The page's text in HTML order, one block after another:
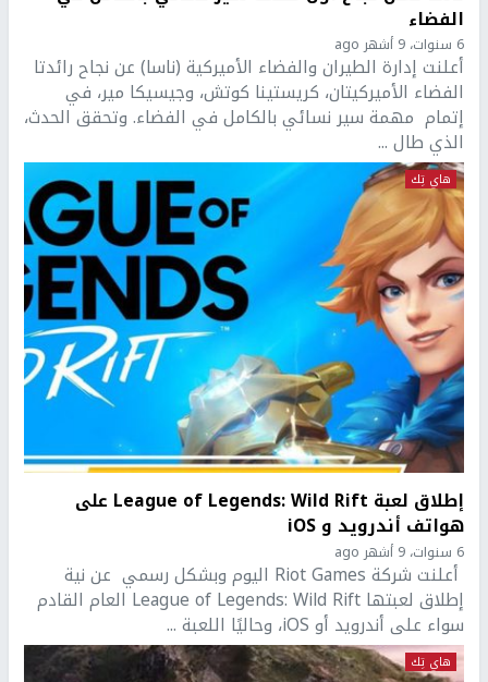
الفضاء
6 سنوات، 9 أشهر ago
أعلنت إدارة الطيران والفضاء الأميركية (ناسا) عن نجاح رائدتا
الفضاء الأميركيتان، كريستينا كوتش، وجيسيكا مير، في
إتمام مهمة سير نسائي بالكامل في الفضاء. وتحقق الحدث،
الذي طال ...
هاي تِك
إطلاق لعبة League of Legends: Wild Rift على
هواتف أندرويد و iOS
6 سنوات، 9 أشهر ago
أعلنت شركة Riot Games اليوم وبشكل رسمي عن نية
إطلاق لعبتها League of Legends: Wild Rift العام القادم
سواء على أندرويد أو iOS، وحاليًا اللعبة ...
هاي تِك